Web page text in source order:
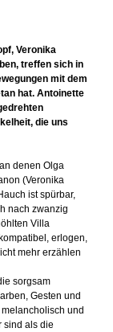
Veronika
treffen sich in
mit dem
hat. Antoinette
die uns
denen Olga
(Veronika
ist spürbar,
nach zwanzig
Villa
erlogen,
mehr erzählen
sorgsam
Gesten und
und
sind als die